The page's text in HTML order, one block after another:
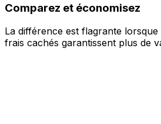
Comparez et économisez
La différence est flagrante
frais cachés garantissent plus de